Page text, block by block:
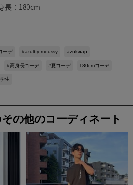
ーデ #azulby moussy azulsnap
#高身長コーデ #夏コーデ 180cmコーデ
生
長：180cm
の他のコーディネート